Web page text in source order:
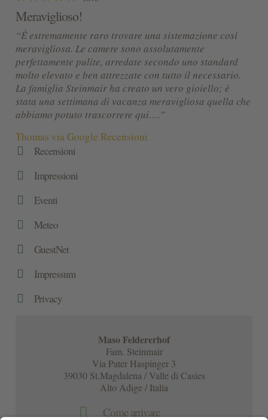
Meraviglioso!
“È estremamente raro trovare una sistemazione così
meravigliosa. Le camere sono assolutamente
perfettamente pulite, arredate secondo uno standard
molto elevato e ben attrezzate con tutto il necessario.
La famiglia Steinmair ha creato un vero gioiello; è
stata una settimana di vacanza meravigliosa quella che
abbiamo potuto trascorrere qui….”
Thomas via Google Recensioni
 Recensioni
 Impressioni
 Eventi
 Meteo
 GuestNet
 Impressum
 Privacy
Maso Feldererhof
Fam. Steinmair
Via Pater Haspinger 3
39030 St.Magdalena / Valle di Casies
Alto Adige / Italia
 Come arrivare